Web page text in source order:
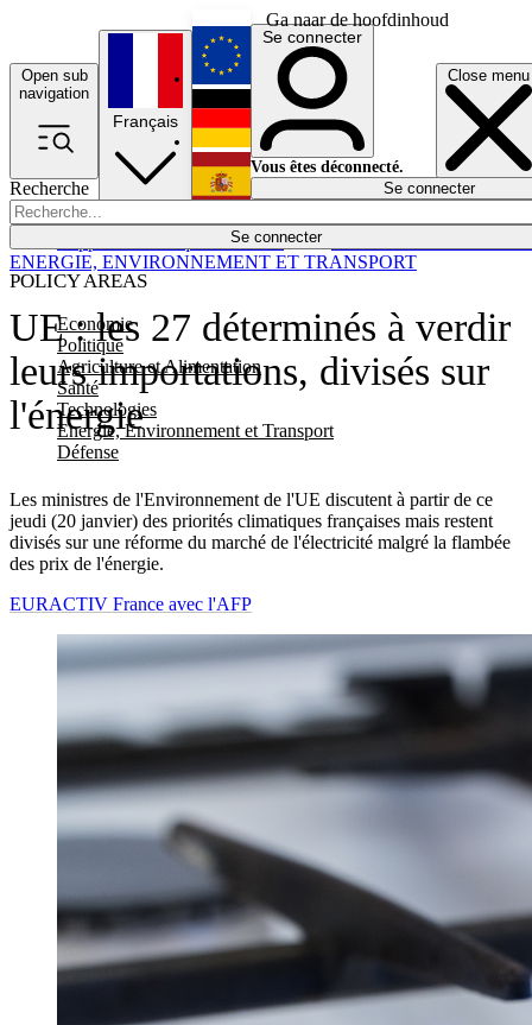
Ga naar de hoofdinhoud
Open sub
navigation
Close menu
Recherche
Se connecter
POLICY AREAS
Economie
Politique
Agriculture et Alimentation
Santé
Technologies
Energie, Environnement et Transport
Défense
Économie
Français
English
Deutsch
Español
Se connecter
Vous êtes déconnecté.
Se connecter
UE : les 27 déterminés à verdir
leurs importations, divisés sur
l'énergie
Les ministres de l'Environnement de l'UE discutent à partir de ce
jeudi (20 janvier) des priorités climatiques françaises mais restent
divisés sur une réforme du marché de l'électricité malgré la flambée
des prix de l'énergie.
ENERGIE, ENVIRONNEMENT ET TRANSPORT
EURACTIV France avec l'AFP